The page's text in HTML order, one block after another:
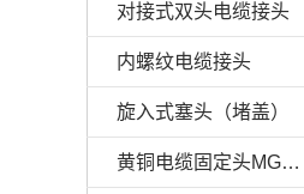
对接式双头电缆接头
内螺纹电缆接头
旋入式塞头（堵盖）
黄铜电缆固定头MG、PG、G(PF)、NPT型